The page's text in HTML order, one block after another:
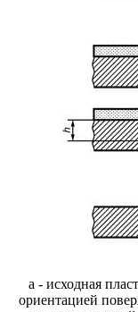
а - исходная
ориентацией